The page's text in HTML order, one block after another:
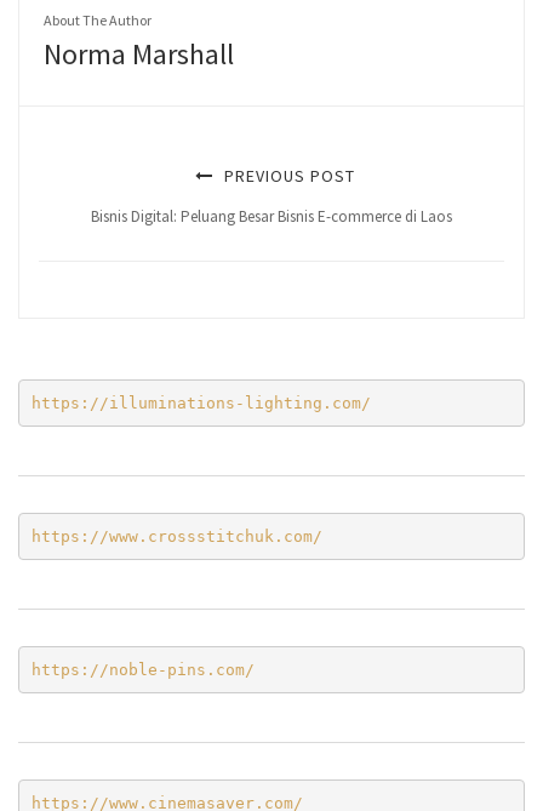
About The Author
Norma Marshall
PREVIOUS POST
Bisnis Digital: Peluang Besar Bisnis E-commerce di Laos
https://illuminations-lighting.com/
https://www.crossstitchuk.com/
https://noble-pins.com/
https://www.cinemasaver.com/